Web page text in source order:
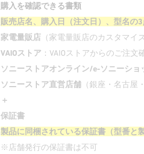
購入を確認できる書類
販売店名、購入日（注文日）、型名の
家電量販店 （家電量販店のカスタマイ
VAIOストア ：VAIOストアからのご注文
ソニーストアオンライン/e-ソニーショ
ソニーストア直営店舗 （銀座・名古屋
＋
保証書
製品に同梱されている保証書（型番と
※店舗発行の保証書は不可